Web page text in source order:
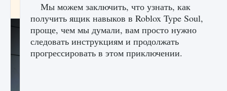
9 августа 2024 2 711 0 0
Мы можем заключить, что узнать, как
получить ящик навыков в Roblox Type Soul,
проще, чем мы думали, вам просто нужно
следовать инструкциям и продолжать
прогрессировать в этом приключении.